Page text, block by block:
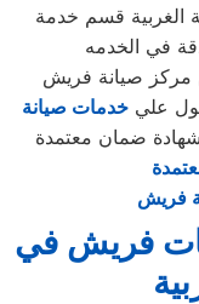
الغربية قسم خدمة
في الخدمه
مركز صيانة فريش
علي خدمات صيانة
ضمان معتمدة
فريش
فريش في